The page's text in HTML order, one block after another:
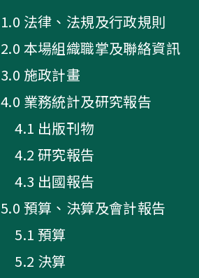
1.0 法律、法規及行政規則
2.0 本場組織職掌及聯絡資訊
3.0 施政計畫
4.0 業務統計及研究報告
4.1 出版刊物
4.2 研究報告
4.3 出國報告
5.0 預算、決算及會計報告
5.1 預算
5.2 決算